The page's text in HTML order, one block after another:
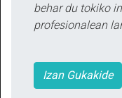
behar du tokiko
profesionalean
Izan Gukakide